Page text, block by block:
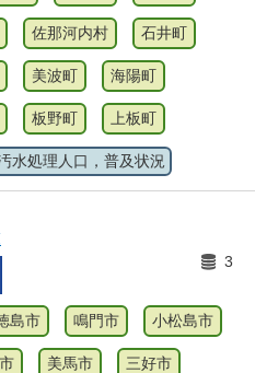
佐那河内村 石井町
美波町 海陽町
板野町 上板町
水処理人口，普及状況
3
島市 鳴門市 小松島市
美馬市 三好市